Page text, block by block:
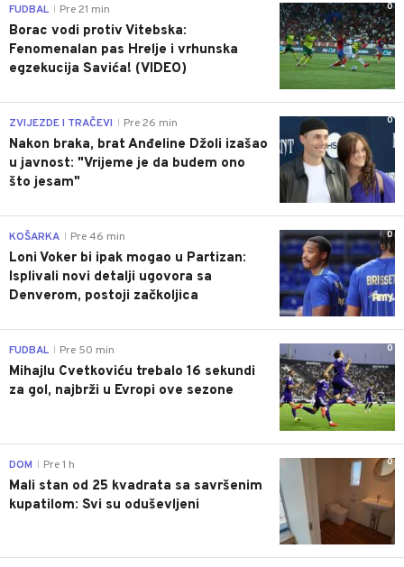
0
FUDBAL Pre 21 min
Borac vodi protiv Vitebska:
Fenomenalan pas Hrelje i vrhunska
egzekucija Savića! (VIDEO)
0
ZVIJEZDE I TRAČEVI Pre 26 min
Nakon braka, brat Anđeline Džoli izašao
u javnost: "Vrijeme je da budem ono
što jesam"
0
KOŠARKA Pre 46 min
Loni Voker bi ipak mogao u Partizan:
Isplivali novi detalji ugovora sa
Denverom, postoji začkoljica
0
FUDBAL Pre 50 min
Mihajlu Cvetkoviću trebalo 16 sekundi
za gol, najbrži u Evropi ove sezone
0
DOM Pre 1 h
Mali stan od 25 kvadrata sa savršenim
kupatilom: Svi su oduševljeni